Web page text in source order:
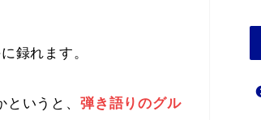
録れます。
いうと、 弾き語りのグル